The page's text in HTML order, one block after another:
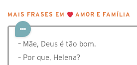
MAIS FRASES EM AMOR E FAMÍLIA
– Mãe, Deus é tão bom.
– Por que, Helena?